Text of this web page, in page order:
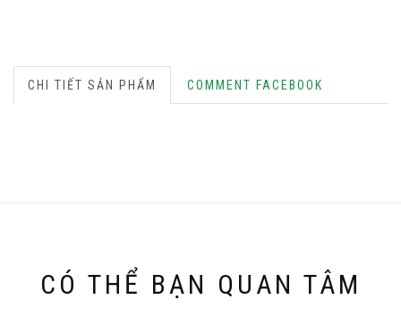
CHI TIẾT SẢN PHẨM COMMENT FACEBOOK
CÓ THỂ BẠN QUAN TÂM